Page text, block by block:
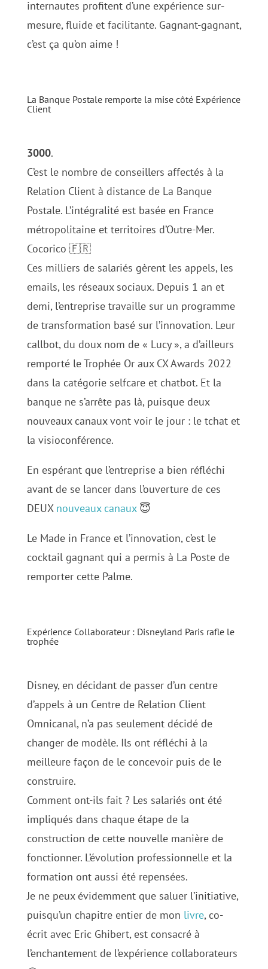
internautes profitent d’une expérience sur-
mesure, fluide et facilitante. Gagnant-gagnant,
c’est ça qu’on aime !
La Banque Postale remporte la mise côté Expérience
Client
3000.
C’est le nombre de conseillers affectés à la
Relation Client à distance de La Banque
Postale. L’intégralité est basée en France
métropolitaine et territoires d’Outre-Mer.
Cocorico 🇫🇷
Ces milliers de salariés gèrent les appels, les
emails, les réseaux sociaux. Depuis 1 an et
demi, l’entreprise travaille sur un programme
de transformation basé sur l’innovation. Leur
callbot, du doux nom de « Lucy », a d’ailleurs
remporté le Trophée Or aux CX Awards 2022
dans la catégorie selfcare et chatbot. Et la
banque ne s’arrête pas là, puisque deux
nouveaux canaux vont voir le jour : le tchat et
la visioconférence.
En espérant que l’entreprise a bien réfléchi
avant de se lancer dans l’ouverture de ces
DEUX nouveaux canaux 😇
Le Made in France et l’innovation, c’est le
cocktail gagnant qui a permis à La Poste de
remporter cette Palme.
Expérience Collaborateur : Disneyland Paris rafle le
trophée
Disney, en décidant de passer d’un centre
d’appels à un Centre de Relation Client
Omnicanal, n’a pas seulement décidé de
changer de modèle. Ils ont réfléchi à la
meilleure façon de le concevoir puis de le
construire.
Comment ont-ils fait ? Les salariés ont été
impliqués dans chaque étape de la
construction de cette nouvelle manière de
fonctionner. L’évolution professionnelle et la
formation ont aussi été repensées.
Je ne peux évidemment que saluer l’initiative,
puisqu’un chapitre entier de mon livre, co-
écrit avec Eric Ghibert, est consacré à
l’enchantement de l’expérience collaborateurs